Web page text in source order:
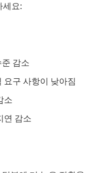
세요:
감소
요구 사항이 낮아짐
소
연 감소